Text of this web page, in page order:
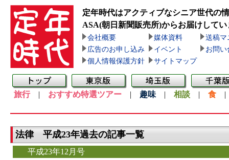
定年時代はアクティブなシニア世代の
ASA(朝日新聞販売所)からお届けしてい
会社概要 媒体資料
送稿マ
広告のお申し込み
イベント
お問い
個人情報保護方針
サイトマップ
旅行| おすすめ特選ツアー | 趣味 | 相談 | 食
法律 平成23年過去の記事一覧
平成23年12月号